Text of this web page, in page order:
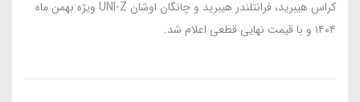
کراس هیبرید، فرانتلندر هیبرید و چانگان اوشان UNI-Z ویژه بهمن ماه
۱۴۰۴ و با قیمت نهایی قطعی اعلام شد.